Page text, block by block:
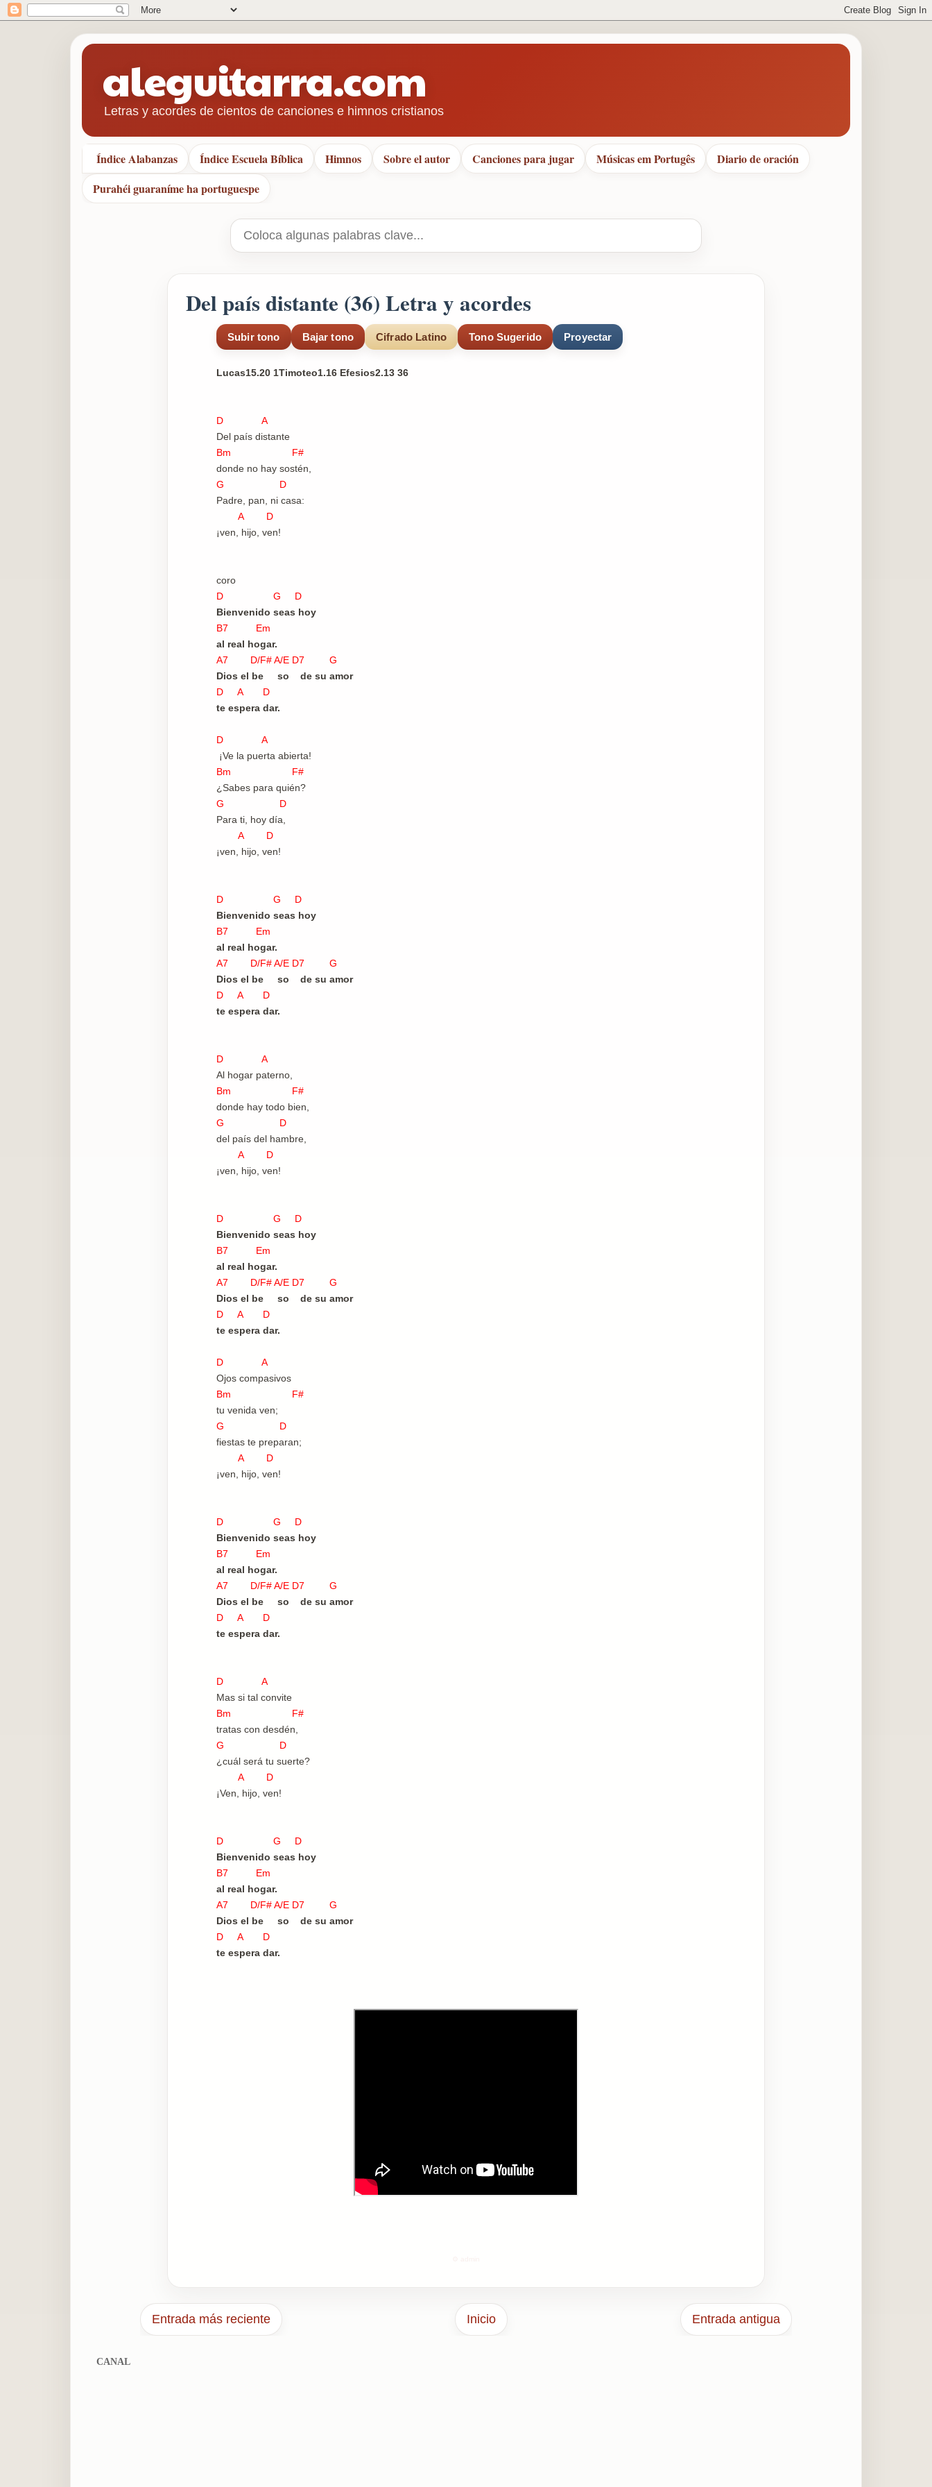
aleguitarra.com
Letras y acordes de cientos de canciones e himnos cristianos
Índice Alabanzas Índice Escuela Bíblica Himnos Sobre el autor Canciones para jugar Músicas em Portugês
Diario de oración
Purahéi guaraníme ha portuguespe
Del país distante (36) Letra y acordes
Subir tono Bajar tono Cifrado Latino Tono Sugerido Proyectar
Lucas15.20 1Timoteo1.16 Efesios2.13 36
D A
Del país distante
Bm F#
donde no hay sostén,
G D
Padre, pan, ni casa:
A D
¡ven, hijo, ven!
coro
D G D
Bienvenido seas hoy
B7 Em
al real hogar.
A7 D/F# A/E D7 G
Dios el be so de su amor
D A D
te espera dar.
D A
¡Ve la puerta abierta!
Bm F#
¿Sabes para quién?
G D
Para ti, hoy día,
A D
¡ven, hijo, ven!
D G D
Bienvenido seas hoy
B7 Em
al real hogar.
A7 D/F# A/E D7 G
Dios el be so de su amor
D A D
te espera dar.
D A
Al hogar paterno,
Bm F#
donde hay todo bien,
G D
del país del hambre,
A D
¡ven, hijo, ven!
D G D
Bienvenido seas hoy
B7 Em
al real hogar.
A7 D/F# A/E D7 G
Dios el be so de su amor
D A D
te espera dar.
D A
Ojos compasivos
Bm F#
tu venida ven;
G D
fiestas te preparan;
A D
¡ven, hijo, ven!
D G D
Bienvenido seas hoy
B7 Em
al real hogar.
A7 D/F# A/E D7 G
Dios el be so de su amor
D A D
te espera dar.
D A
Mas si tal convite
Bm F#
tratas con desdén,
G D
¿cuál será tu suerte?
A D
¡Ven, hijo, ven!
D G D
Bienvenido seas hoy
B7 Em
al real hogar.
A7 D/F# A/E D7 G
Dios el be so de su amor
D A D
te espera dar.
Entrada más reciente Entrada antigua
Inicio
CANAL